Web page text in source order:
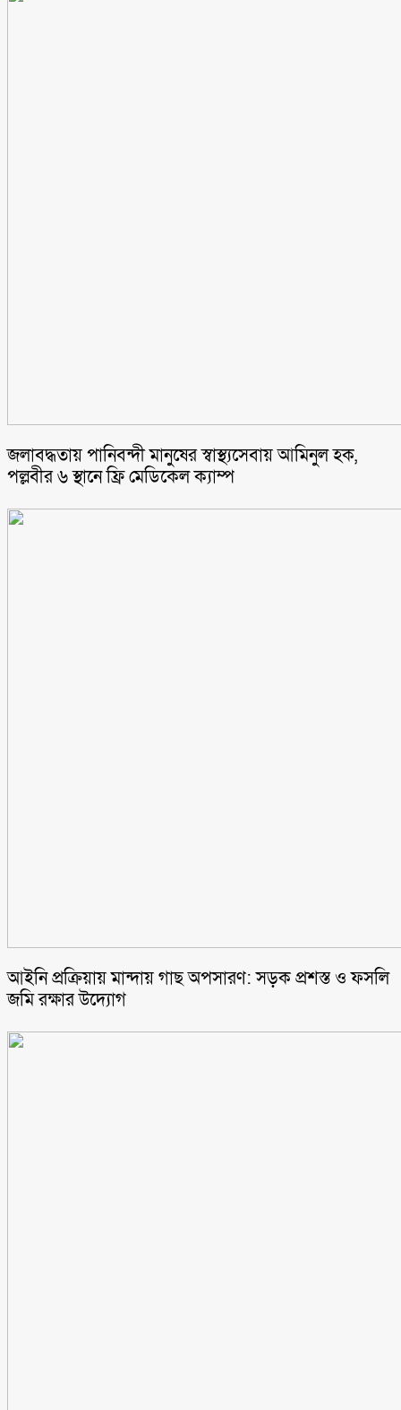
জলাবদ্ধতায় পানিবন্দী মানুষের স্বাস্থ্যসেবায় আমিনুল হক,
পল্লবীর ৬ স্থানে ফ্রি মেডিকেল ক্যাম্প
আইনি প্রক্রিয়ায় মান্দায় গাছ অপসারণ: সড়ক প্রশস্ত ও ফসলি
জমি রক্ষার উদ্যোগ